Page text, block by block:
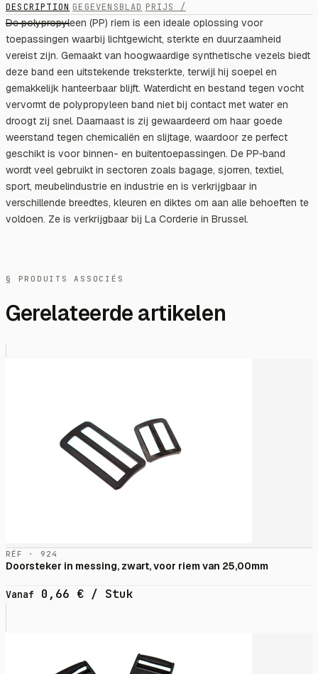
DESCRIPTION GEGEVENSBLAD PRIJS /
De polypropyleen (PP) riem is een ideale oplossing voor
toepassingen waarbij lichtgewicht, sterkte en duurzaamheid
vereist zijn. Gemaakt van hoogwaardige synthetische vezels biedt
deze band een uitstekende treksterkte, terwijl hij soepel en
gemakkelijk hanteerbaar blijft. Waterdicht en bestand tegen vocht
vervormt de polypropyleen band niet bij contact met water en
droogt zij snel. Daarnaast is zij gewaardeerd om haar goede
weerstand tegen chemicaliën en slijtage, waardoor ze perfect
geschikt is voor binnen- en buitentoepassingen. De PP‑band
wordt veel gebruikt in sectoren zoals bagage, sjorren, textiel,
sport, meubelindustrie en industrie en is verkrijgbaar in
verschillende breedtes, kleuren en diktes om aan alle behoeften te
voldoen. Ze is verkrijgbaar bij La Corderie in Brussel.
§ PRODUITS ASSOCIÉS
Gerelateerde artikelen
RÉF · 924
Doorsteker in messing, zwart, voor riem van 25,00mm
Vanaf 0,66 € / Stuk